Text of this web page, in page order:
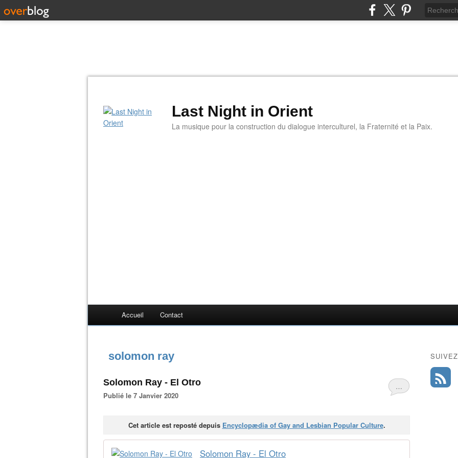
Last Night in Orient
La musique pour la construction du dialogue interculturel, la Fraternité et la Paix.
Accueil Contact
solomon ray
…
Solomon Ray - El Otro
Publié le 7 Janvier 2020
Cet article est reposté depuis Encyclopædia of Gay and Lesbian Popular Culture.
Solomon Ray - El Otro